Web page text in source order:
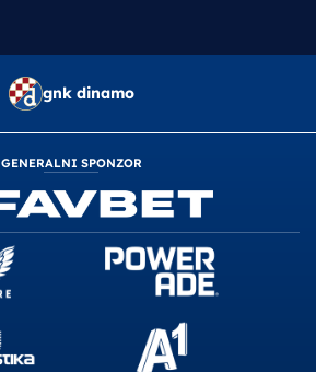
gnk dinamo
GENERALNI SPONZOR